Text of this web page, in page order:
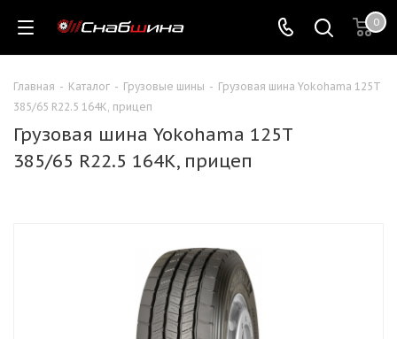
0
Главная - Каталог - Грузовые шины - Грузовая шина Yokohama 125T
385/65 R22.5 164K, прицеп
Грузовая шина Yokohama 125T
385/65 R22.5 164K, прицеп